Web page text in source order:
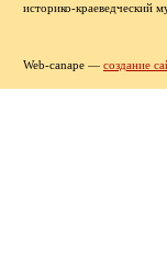
историко-краеведческий
Web-canape — создание